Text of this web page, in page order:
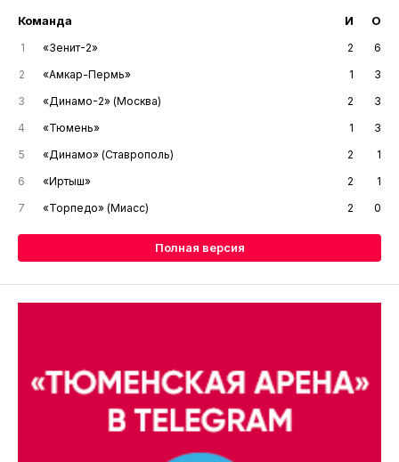
Команда И О
1 «Зенит-2» 2
6
2
«Амкар-Пермь» 1
3
3
«Динамо-2» (Москва) 2
3
4
«Тюмень» 1
3
5
«Динамо» (Ставрополь) 2
1
6
«Иртыш» 2
1
7
«Торпедо» (Миасс) 2 0
Полная версия